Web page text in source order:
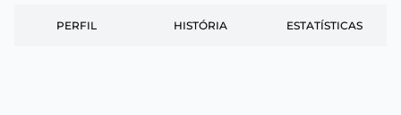
PERFIL HISTÓRIA ESTATÍSTICAS